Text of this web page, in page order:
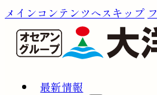
メインコンテンツへスキップ
最新情報